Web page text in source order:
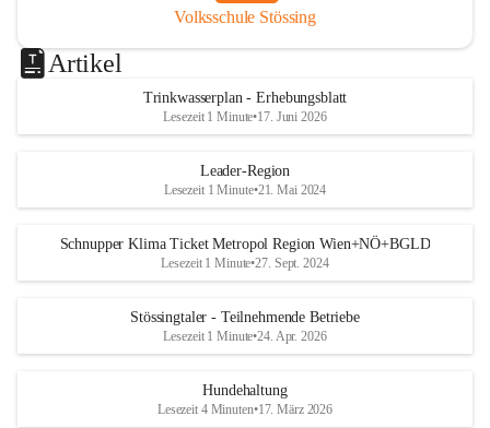
Volksschule Stössing
Artikel
Trinkwasserplan - Erhebungsblatt
Lesezeit 1 Minute•17. Juni 2026
Leader-Region
Lesezeit 1 Minute•21. Mai 2024
Schnupper Klima Ticket Metropol Region Wien+NÖ+BGLD
Lesezeit 1 Minute•27. Sept. 2024
Stössingtaler - Teilnehmende Betriebe
Lesezeit 1 Minute•24. Apr. 2026
Hundehaltung
Lesezeit 4 Minuten•17. März 2026